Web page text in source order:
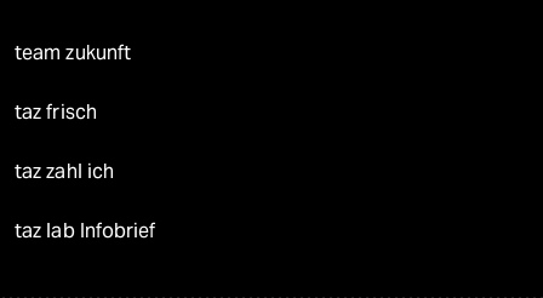
team zukunft
taz frisch
taz zahl ich
taz lab Infobrief